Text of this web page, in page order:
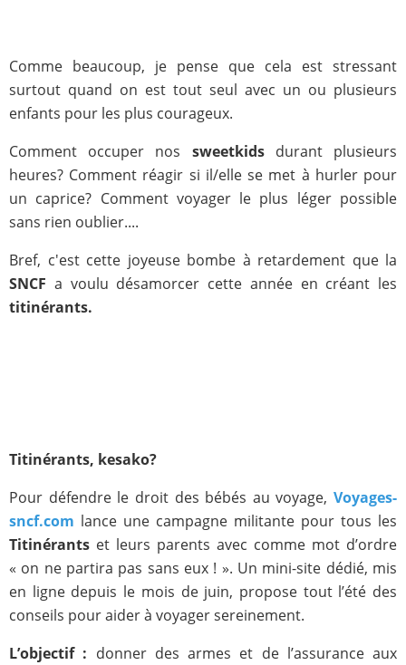
Comme beaucoup, je pense que cela est stressant
surtout quand on est tout seul avec un ou plusieurs
enfants pour les plus courageux.
Comment occuper nos sweetkidsdurant plusieurs
heures? Comment réagir si il/elle se met à hurler pour
un caprice? Comment voyager le plus léger possible
sans rien oublier....
Bref, c'est cette joyeuse bombe à retardement que la
SNCF a voulu désamorcer cette année en créant les
titinérants.
Titinérants, kesako?
Pour défendre le droit des bébés au voyage, Voyages-
sncf.com lance une campagne militante pour tous les
Titinérants et leurs parents avec comme mot d’ordre
« on ne partira pas sans eux ! ». Un mini-site dédié, mis
en ligne depuis le mois de juin, propose tout l’été des
conseils pour aider à voyager sereinement.
L’objectif : donner des armes et de l’assurance aux